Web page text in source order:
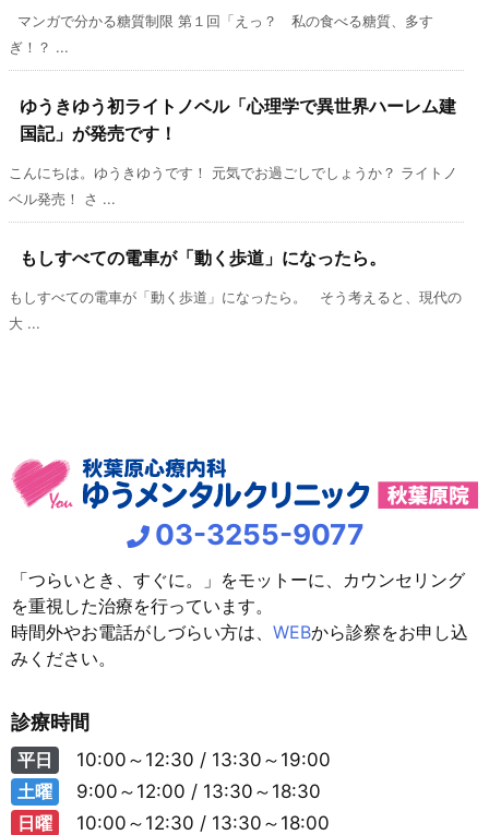
マンガで分かる糖質制限 第１回「えっ？ 私の食べる糖質、多す
ぎ！？ ...
ゆうきゆう初ライトノベル「心理学で異世界ハーレム建
国記」が発売です！
こんにちは。ゆうきゆうです！ 元気でお過ごしでしょうか？ ライトノ
ベル発売！ さ ...
もしすべての電車が「動く歩道」になったら。
もしすべての電車が「動く歩道」になったら。 そう考えると、現代の
大 ...
03-3255-9077
「つらいとき、すぐに。」をモットーに、カウンセリング
を重視した治療を行っています。
時間外やお電話がしづらい方は、 WEBから診察をお申し込
みください。
診療時間
平日
10:00～12:30 / 13:30～19:00
土曜
9:00～12:00 / 13:30～18:30
日曜
10:00～12:30 / 13:30～18:00